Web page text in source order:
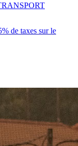
de taxes sur le